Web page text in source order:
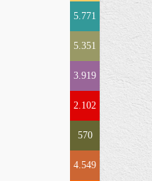
5.771
5.351
3.919
2.102
570
4.549